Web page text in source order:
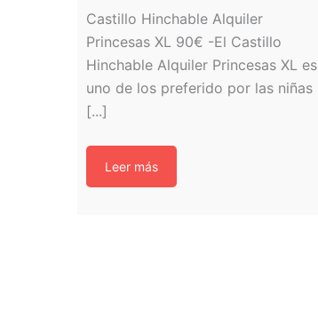
Castillo Hinchable Alquiler
Princesas XL 90€ -El Castillo
Hinchable Alquiler Princesas XL es
uno de los preferido por las niñas
[...]
Leer más